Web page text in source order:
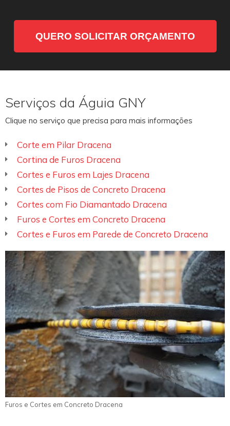
QUERO SOLICITAR ORÇAMENTO
Serviços da Águia GNY
Clique no serviço que precisa para mais informações
Corte em Pilar Dracena
Cortina de Furos Dracena
Cortes e Furos em Lajes Dracena
Cortes de Pisos de Concreto Dracena
Cortes com Fio Diamantado Dracena
Furos e Cortes em Concreto Dracena
Cortes e Furos em Parede de Concreto Dracena
Furos e Cortes em Concreto Dracena